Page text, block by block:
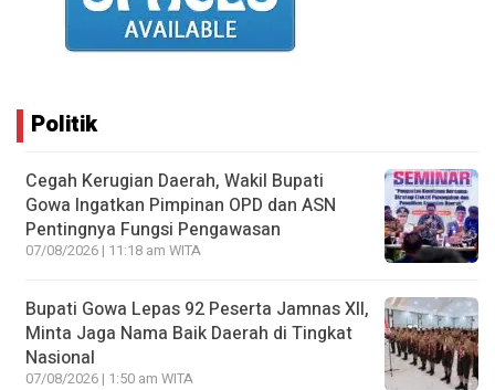
Politik
Cegah Kerugian Daerah, Wakil Bupati
Gowa Ingatkan Pimpinan OPD dan ASN
Pentingnya Fungsi Pengawasan
07/08/2026 | 11:18 am WITA
Bupati Gowa Lepas 92 Peserta Jamnas XII,
Minta Jaga Nama Baik Daerah di Tingkat
Nasional
07/08/2026 | 1:50 am WITA